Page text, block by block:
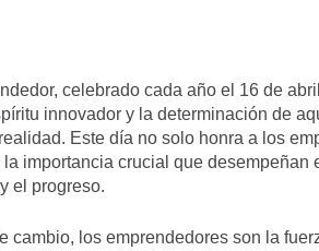
celebrado cada año el 16 de
innovador y la determinación de
Este día no solo honra a los
importancia crucial que desempeñan
el progreso.
cambio, los emprendedores son la